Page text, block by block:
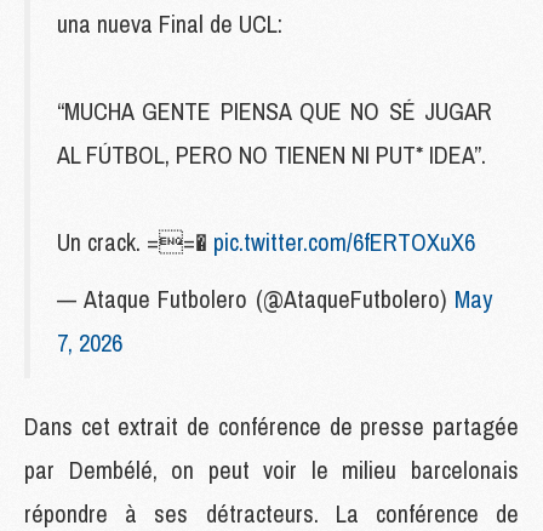
una nueva Final de UCL:
“MUCHA GENTE PIENSA QUE NO SÉ JUGAR
AL FÚTBOL, PERO NO TIENEN NI PUT* IDEA”.
Un crack. ==� pic.twitter.com/6fERTOXuX6
— Ataque Futbolero (@AtaqueFutbolero) May
7, 2026
Dans cet extrait de conférence de presse partagée
par Dembélé, on peut voir le milieu barcelonais
répondre à ses détracteurs. La conférence de